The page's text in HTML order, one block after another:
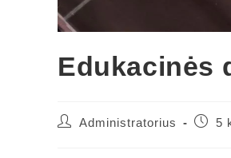
Edukacinės
Administratorius 5